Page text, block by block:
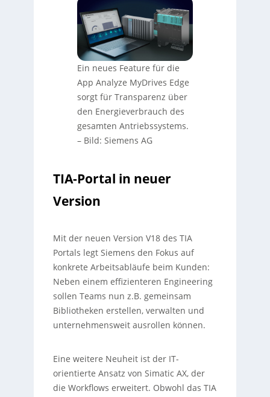
Ein neues Feature für die
App Analyze MyDrives Edge
sorgt für Transparenz über
den Energieverbrauch des
gesamten Antriebssystems.
– Bild: Siemens AG
TIA-Portal in neuer
Version
Mit der neuen Version V18 des TIA
Portals legt Siemens den Fokus auf
konkrete Arbeitsabläufe beim Kunden:
Neben einem effizienteren Engineering
sollen Teams nun z.B. gemeinsam
Bibliotheken erstellen, verwalten und
unternehmensweit ausrollen können.
Eine weitere Neuheit ist der IT-
orientierte Ansatz von Simatic AX, der
die Workflows erweitert. Obwohl das TIA